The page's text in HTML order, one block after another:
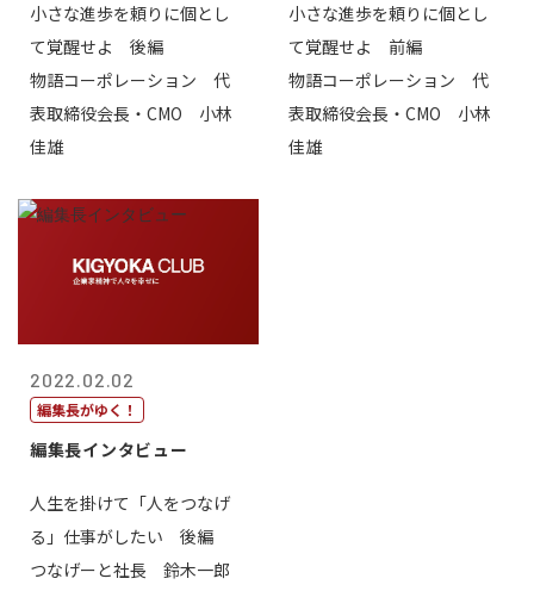
小さな進歩を頼りに個とし
て覚醒せよ 後編
物語コーポレーション 代
表取締役会長・CMO 小林
佳雄
小さな進歩を頼りに個とし
て覚醒せよ 前編
物語コーポレーション 代
表取締役会長・CMO 小林
佳雄
2022.02.02
編集長がゆく！
編集長インタビュー
人生を掛けて「人をつなげ
る」仕事がしたい 後編
つなげーと社長 鈴木一郎